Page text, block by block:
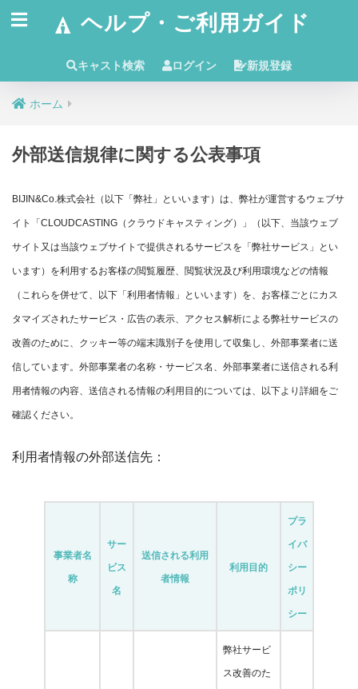
ヘルプ・ご利用ガイド
キャスト検索 ログイン 新規登録
ホーム
外部送信規律に関する公表事項
BIJIN&Co.株式会社（以下「弊社」といいます）は、弊社が運営するウェブサ
イト「CLOUDCASTING（クラウドキャスティング）」（以下、当該ウェブ
サイト又は当該ウェブサイトで提供されるサービスを「弊社サービス」とい
います）を利用するお客様の閲覧履歴、閲覧状況及び利用環境などの情報
（これらを併せて、以下「利用者情報」といいます）を、お客様ごとにカス
タマイズされたサービス・広告の表示、アクセス解析による弊社サービスの
改善のために、クッキー等の端末識別子を使用して収集し、外部事業者に送
信しています。外部事業者の名称・サービス名、外部事業者に送信される利
用者情報の内容、送信される情報の利用目的については、以下より詳細をご
確認ください。
利用者情報の外部送信先：
事業者名
称
サー
ビス
名
送信される利用
者情報
利用目的
プラ
イバ
シー
ポリ
シー
弊社サービ
ス改善のた